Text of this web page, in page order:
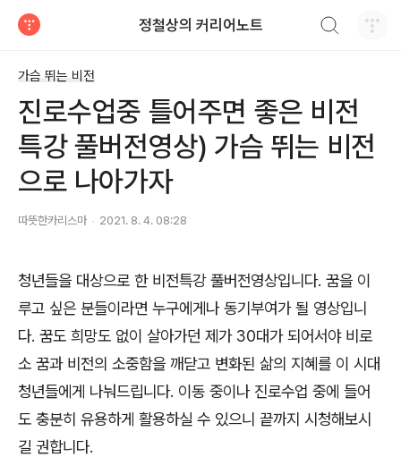
정철상의 커리어노트
가슴 뛰는 비전
진로수업중 틀어주면 좋은 비전
특강 풀버전영상) 가슴 뛰는 비전
으로 나아가자
따뜻한카리스마 2021. 8. 4. 08:28
청년들을 대상으로 한 비전특강 풀버전영상입니다. 꿈을 이
루고 싶은 분들이라면 누구에게나 동기부여가 될 영상입니
다. 꿈도 희망도 없이 살아가던 제가 30대가 되어서야 비로
소 꿈과 비전의 소중함을 깨닫고 변화된 삶의 지혜를 이 시대
청년들에게 나눠드립니다. 이동 중이나 진로수업 중에 들어
도 충분히 유용하게 활용하실 수 있으니 끝까지 시청해보시
길 권합니다.